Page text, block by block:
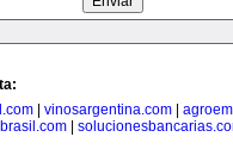
vinosargentina.com
|